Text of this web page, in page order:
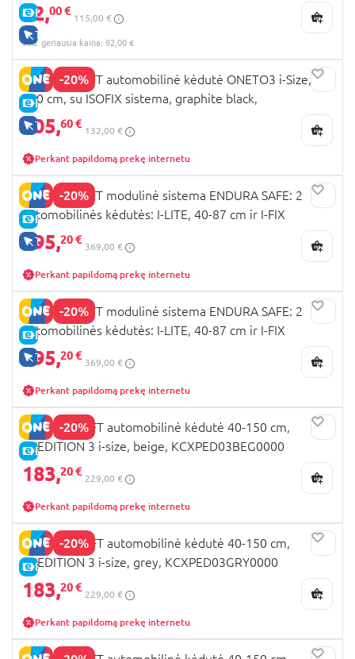
E-KAINA
TIK INTERNETU
92,00 €
115,00 €
30d. geriausia kaina: 92,00 €
-20%
E-KAINA
TIK INTERNETU
KINDERKRAFT automobilinė kėdutė ONETO3 i-Size, 76-
150 cm, su ISOFIX sistema, graphite black,
KCONE300BLK0000
105,60 €
132,00 €
Perkant papildomą prekę internetu
-20%
E-KAINA
TIK INTERNETU
KINDERKRAFT modulinė sistema ENDURA SAFE: 2
automobilinės kėdutės: I-LITE, 40-87 cm ir I-FIX
ENDURA SAFE, 61-150 cm, ir pagrindas ENDURA SAFE
FX, grey, KCENSA00GRY3000
295,20 €
369,00 €
Perkant papildomą prekę internetu
-20%
E-KAINA
TIK INTERNETU
KINDERKRAFT modulinė sistema ENDURA SAFE: 2
automobilinės kėdutės: I-LITE, 40-87 cm ir I-FIX
ENDURA SAFE, 61-150 cm, ir pagrindas ENDURA SAFE
FX, balck, KCENSA00BLK3000
295,20 €
369,00 €
Perkant papildomą prekę internetu
-20%
E-KAINA
KINDENKRAFT automobilinė kėdutė 40-150 cm,
XPEDITION 3 i-size, beige, KCXPED03BEG0000
183,20 €
229,00 €
Perkant papildomą prekę internetu
-20%
E-KAINA
KINDENKRAFT automobilinė kėdutė 40-150 cm,
XPEDITION 3 i-size, grey, KCXPED03GRY0000
183,20 €
229,00 €
Perkant papildomą prekę internetu